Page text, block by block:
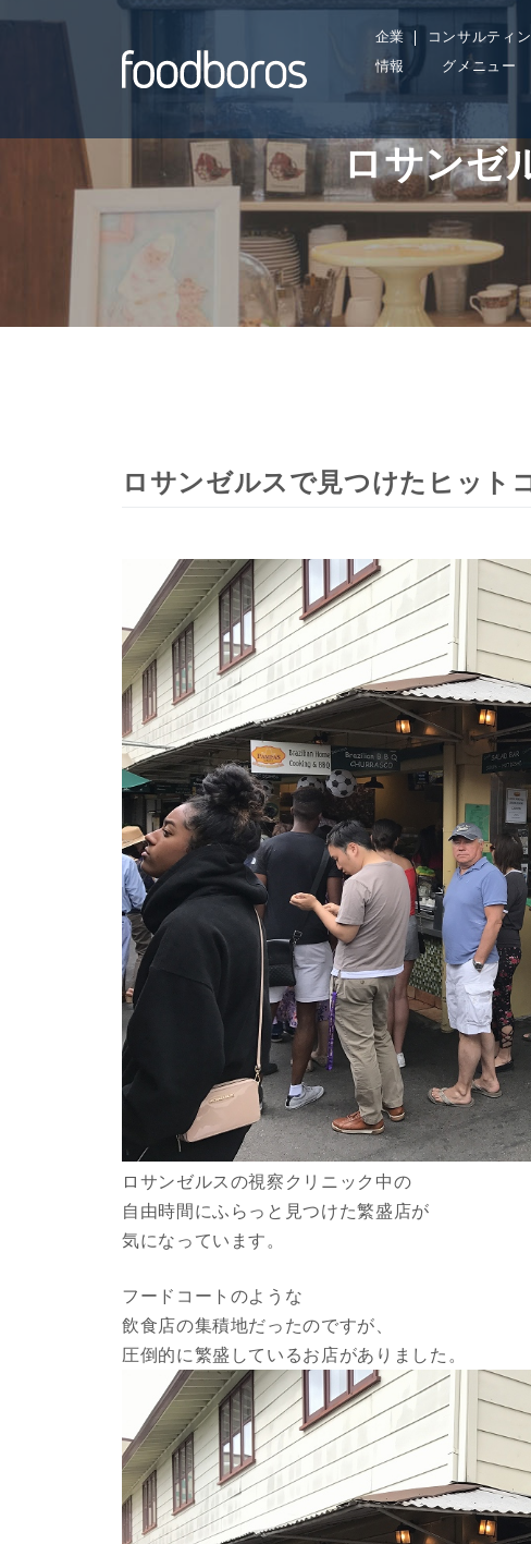
企業
情報
コンサルティン
グメニュー
ロサンゼ
ロサンゼルスで見つけたヒット
ロサンゼルスの視察クリニック中の
自由時間にふらっと見つけた繁盛店が
気になっています。
フードコートのような
飲食店の集積地だったのですが、
圧倒的に繁盛しているお店がありました。